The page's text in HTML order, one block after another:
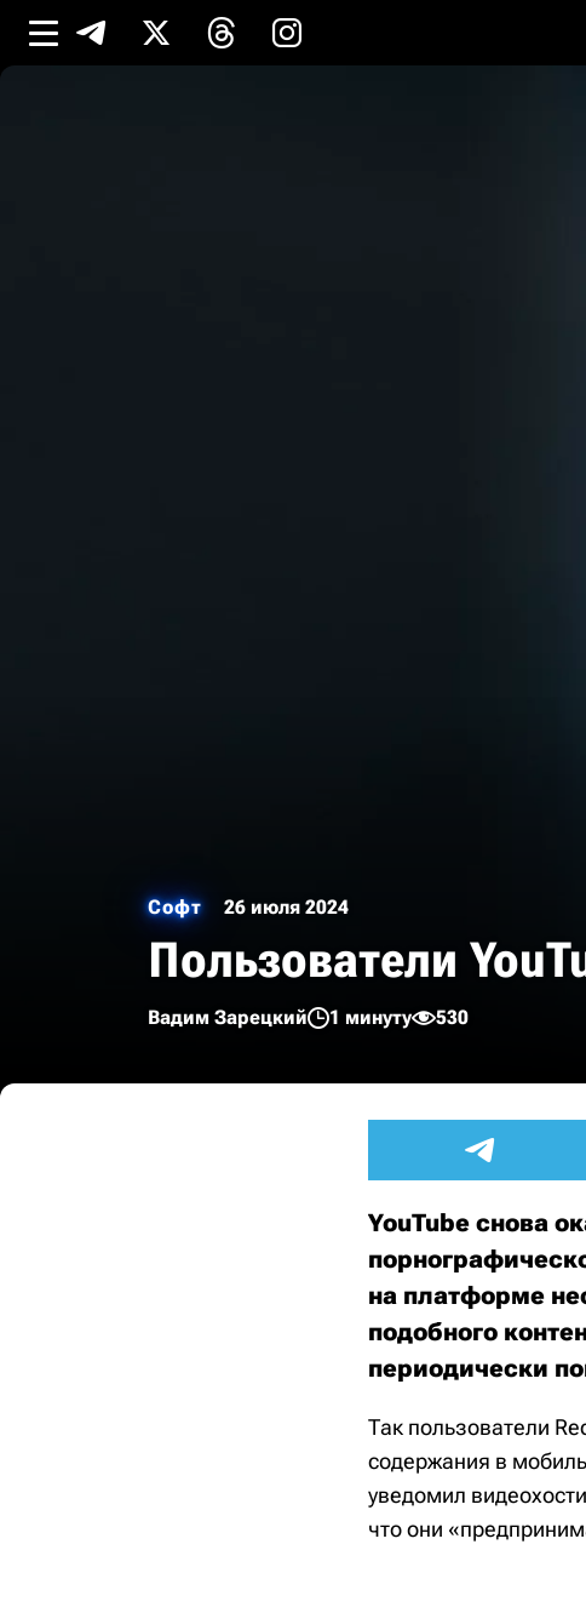
Софт 26 июля 2024
Пользователи
Вадим Зарецкий 1 минуту 530
YouTube снова
на платформе
подобного
периодически
Так пользователи
содержания в
уведомил
что они